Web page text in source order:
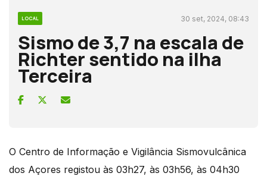
LOCAL 30 set, 2024, 08:43
Sismo de 3,7 na escala de
Richter sentido na ilha
Terceira
O Centro de Informação e Vigilância Sismovulcânica
dos Açores registou às 03h27, às 03h56, às 04h30